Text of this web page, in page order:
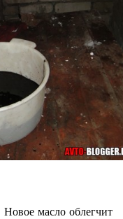
масло облегчит